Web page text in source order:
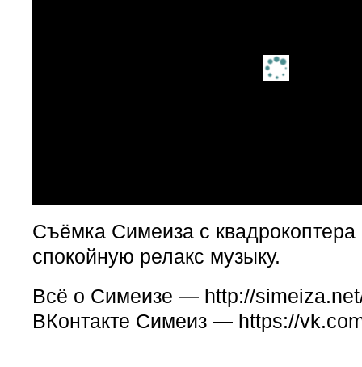
Съёмка Симеиза с квадрокоптера
спокойную релакс музыку.
Всё о Симеизе — http://
ВКонтакте Симеиз — https://